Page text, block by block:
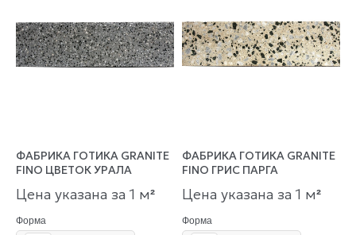
ФАБРИКА ГОТИКА GRANITE
FINO ЦВЕТОК УРАЛА
Цена указана за 1 м²
Форма
ФАБРИКА ГОТИКА GRANITE
FINO ГРИС ПАРГА
Цена указана за 1 м²
Форма